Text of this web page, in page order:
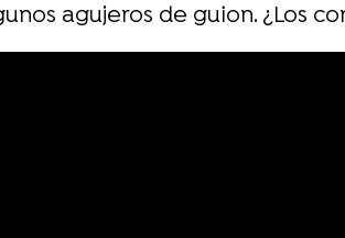
agujeros de guion. ¿Los